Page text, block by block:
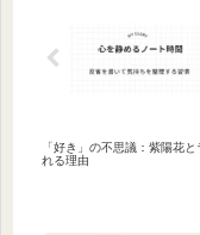
「好き」の不思議：紫陽花
れる理由